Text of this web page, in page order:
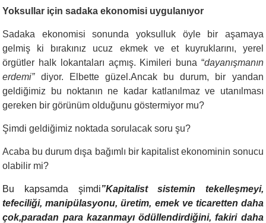
Yoksullar için sadaka ekonomisi uygulanıyor
Sadaka ekonomisi sonunda
yoksulluk öyle bir aşamaya
gelmiş ki bırakınız ucuz ekmek ve et kuyruklarını, yerel
örgütler halk lokantaları açmış. Kimileri buna “dayanışmanın
erdemi”diyor. Elbette güzel.Ancak bu durum, bir yandan
geldiğimiz bu noktanın ne kadar katlanılmaz ve utanılması
gereken bir görünüm olduğunu göstermiyor mu?
Şimdi geldiğimiz noktada sorulacak soru şu?
Acaba bu durum dışa bağımlı bir kapitalist ekonominin sonucu
olabilir mi?
Bu kapsamda şimdi”Kapitalist sistemin tekelleşmeyi,
tefeciliği, manipülasyonu, üretim, emek ve ticaretten daha
çok,paradan para kazanmayı ödüllendirdiğini, fakiri daha